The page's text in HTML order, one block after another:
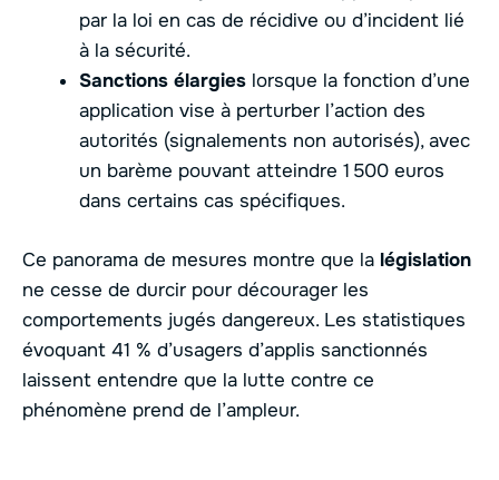
par la loi en cas de récidive ou d’incident lié
à la sécurité.
Sanctions élargies lorsque la fonction d’une
application vise à perturber l’action des
autorités (signalements non autorisés), avec
un barème pouvant atteindre 1 500 euros
dans certains cas spécifiques.
Ce panorama de mesures montre que la législation
ne cesse de durcir pour décourager les
comportements jugés dangereux. Les statistiques
évoquant 41 % d’usagers d’applis sanctionnés
laissent entendre que la lutte contre ce
phénomène prend de l’ampleur.